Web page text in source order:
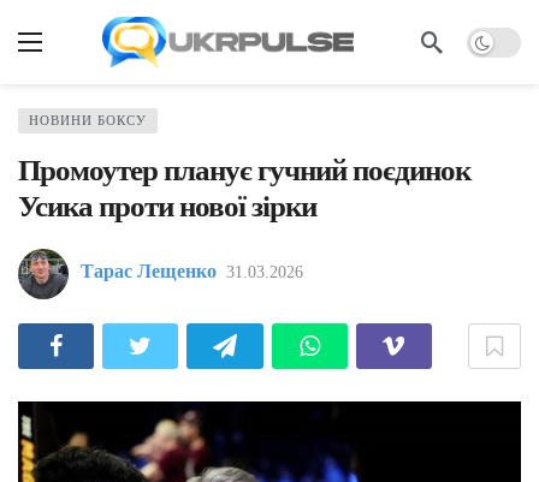
НОВИНИ БОКСУ
Промоутер планує гучний поєдинок
Усика проти нової зірки
Тарас Лещенко 31.03.2026